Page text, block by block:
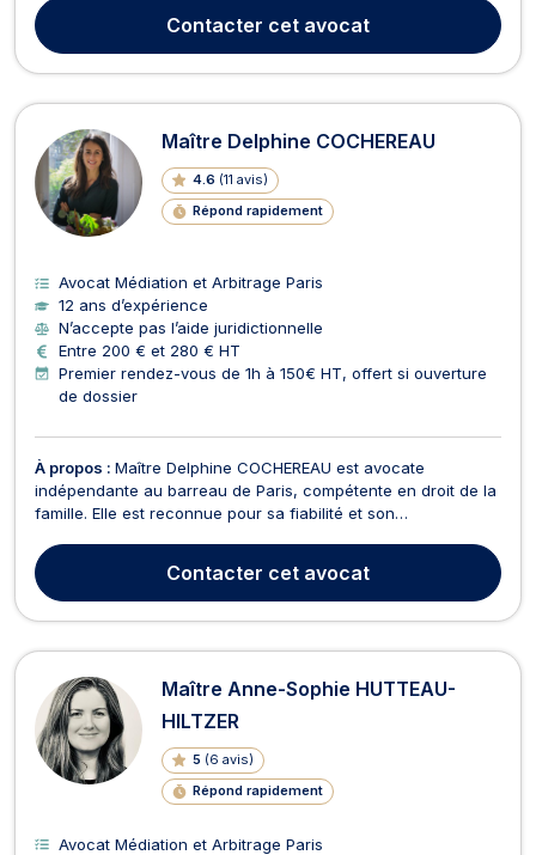
ainsi que dans tous ses champs de compétence, notamment
lors de problématiques telles que les divorces,...
Contacter cet avocat
Maître Delphine COCHEREAU
4.6 (11 avis)
Répond rapidement
Avocat Médiation et Arbitrage Paris
12 ans d’expérience
N’accepte pas l’aide juridictionnelle
Entre 200 € et 280 € HT
Premier rendez-vous de 1h à 150€ HT, offert si ouverture
de dossier
À propos : Maître Delphine COCHEREAU est avocate
indépendante au barreau de Paris, compétente en droit de la
famille. Elle est reconnue pour sa fiabilité et son
ses clients dans des moments souvent difficiles. En tant
qu'avocate en droit de la famille, Maître COCHEREAU
intervie...
Contacter cet avocat
Maître Anne-Sophie HUTTEAU-
HILTZER
5 (6 avis)
Répond rapidement
Avocat Médiation et Arbitrage Paris